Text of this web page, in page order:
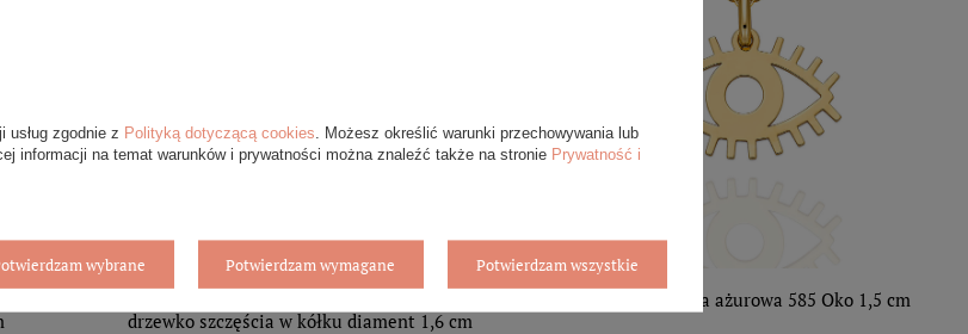
drzewko szczęścia w kółku diament 1,6 cm
Złota zawieszka ażurowa 585 Oko 1,5 cm
zgodnie z Polityką dotyczącą cookies . Możesz określić warunki przechowywania lub
informacji na temat warunków i prywatności można znaleźć także na stronie Prywatność i
wybrane Potwierdzam wymagane Potwierdzam wszystkie